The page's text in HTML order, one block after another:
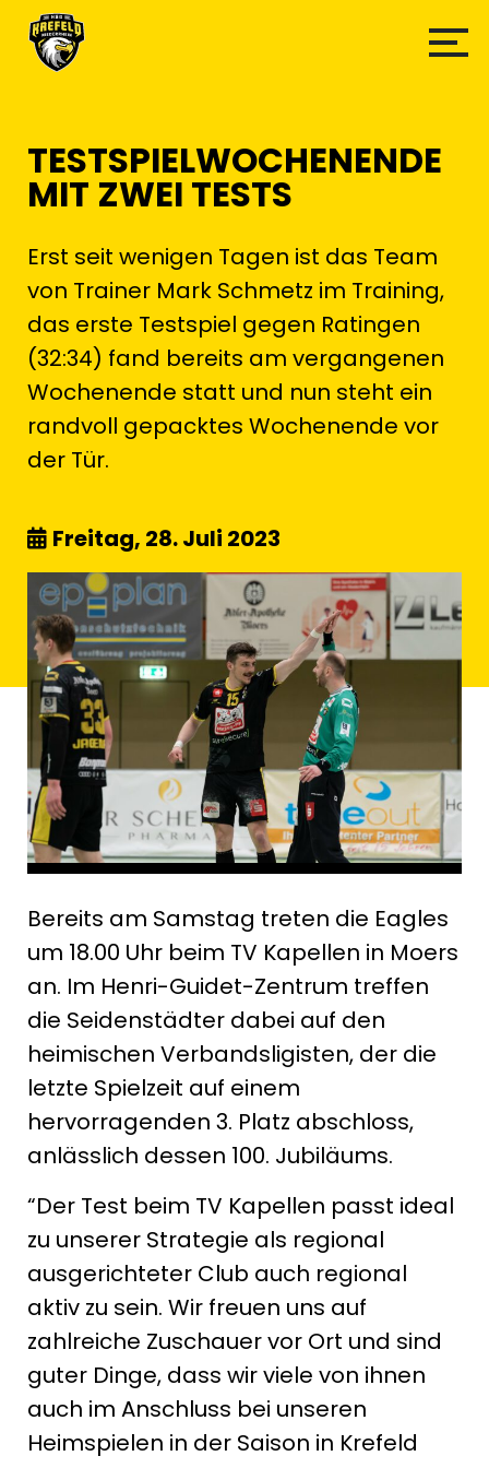
TESTSPIELWOCHENENDE
MIT ZWEI TESTS
Erst seit wenigen Tagen ist das Team
von Trainer Mark Schmetz im Training,
das erste Testspiel gegen Ratingen
(32:34) fand bereits am vergangenen
Wochenende statt und nun steht ein
randvoll gepacktes Wochenende vor
der Tür.
Freitag, 28. Juli 2023
Bereits am Samstag treten die Eagles
um 18.00 Uhr beim TV Kapellen in Moers
an. Im Henri-Guidet-Zentrum treffen
die Seidenstädter dabei auf den
heimischen Verbandsligisten, der die
letzte Spielzeit auf einem
hervorragenden 3. Platz abschloss,
anlässlich dessen 100. Jubiläums.
“Der Test beim TV Kapellen passt ideal
zu unserer Strategie als regional
ausgerichteter Club auch regional
aktiv zu sein. Wir freuen uns auf
zahlreiche Zuschauer vor Ort und sind
guter Dinge, dass wir viele von ihnen
auch im Anschluss bei unseren
Heimspielen in der Saison in Krefeld